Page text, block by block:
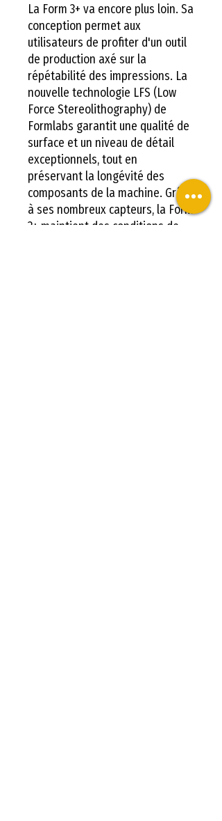
La Form 3+ va encore plus loin. Sa
conception permet aux
utilisateurs de profiter d'un outil
de production axé sur la
répétabilité des impressions. La
nouvelle technologie LFS (Low
Force Stereolithography) de
Formlabs garantit une qualité de
surface et un niveau de détail
exceptionnels, tout en
préservant la longévité des
composants de la machine. Grâce
à ses nombreux capteurs, la Form
3+ maintient des conditions de